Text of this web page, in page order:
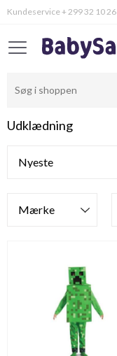
Kundeservice + 299 32 10 26
Udklædning
Mærke